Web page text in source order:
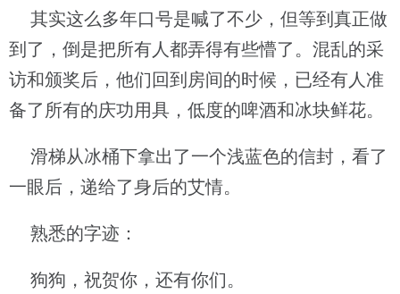
其实这么多年口号是喊了不少，但等到真正做
到了，倒是把所有人都弄得有些懵了。混乱的采
访和颁奖后，他们回到房间的时候，已经有人准
备了所有的庆功用具，低度的啤酒和冰块鲜花。
滑梯从冰桶下拿出了一个浅蓝色的信封，看了
一眼后，递给了身后的艾情。
熟悉的字迹：
狗狗，祝贺你，还有你们。